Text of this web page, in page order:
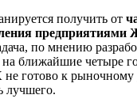
получить от
по мнению
на ближайшие
не готово к
лучшего.